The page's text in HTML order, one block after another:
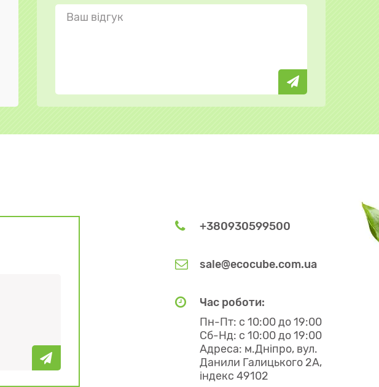
+380930599500
sale@ecocube.com.ua
Час роботи:
Пн-Пт: с 10:00 до 19:00
Сб-Нд: с 10:00 до 19:00
Адреса: м.Дніпро, вул.
Данили Галицького 2А,
індекс 49102